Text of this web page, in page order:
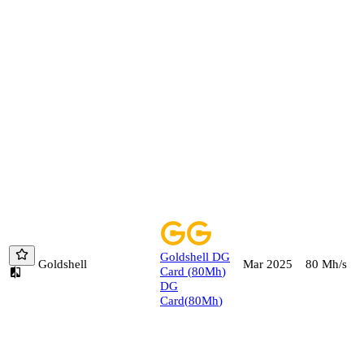
Goldshell
Goldshell DG
Card (80Mh)
DG
Card(80Mh)
Mar 2025 80 Mh/s